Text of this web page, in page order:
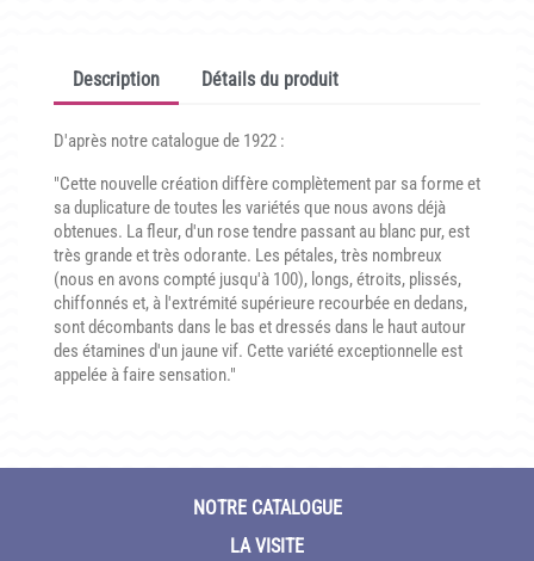
Description Détails du produit
D'après notre catalogue de 1922 :
"Cette nouvelle création diffère complètement par sa forme et
sa duplicature de toutes les variétés que nous avons déjà
obtenues. La fleur, d'un rose tendre passant au blanc pur, est
très grande et très odorante. Les pétales, très nombreux
(nous en avons compté jusqu'à 100), longs, étroits, plissés,
chiffonnés et, à l'extrémité supérieure recourbée en dedans,
sont décombants dans le bas et dressés dans le haut autour
des étamines d'un jaune vif. Cette variété exceptionnelle est
appelée à faire sensation."
NOTRE CATALOGUE
LA VISITE